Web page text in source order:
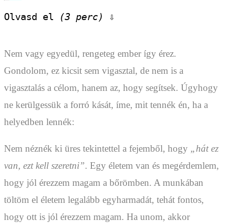
Olvasd el (3 perc) ⇩
Nem vagy egyedül, rengeteg ember így érez.
Gondolom, ez kicsit sem vigasztal, de nem is a
vigasztalás a célom, hanem az, hogy segítsek. Úgyhogy
ne kerülgessük a forró kását, íme, mit tennék én, ha a
helyedben lennék:
Nem néznék ki üres tekintettel a fejemből, hogy „hát ez
van, ezt kell szeretni”. Egy életem van és megérdemlem,
hogy jól érezzem magam a bőrömben. A munkában
töltöm el életem legalább egyharmadát, tehát fontos,
hogy ott is jól érezzem magam. Ha unom, akkor